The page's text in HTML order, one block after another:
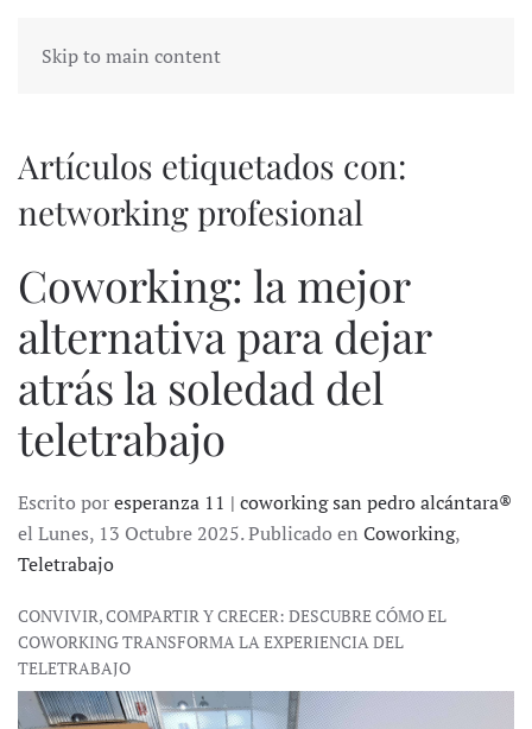
Skip to main content
Artículos etiquetados con:
networking profesional
Coworking: la mejor
alternativa para dejar
atrás la soledad del
teletrabajo
Escrito poresperanza 11 | coworking san pedro alcántara®
el Lunes, 13 Octubre 2025. Publicado en Coworking,
Teletrabajo
CONVIVIR, COMPARTIR Y CRECER: DESCUBRE CÓMO EL
COWORKING TRANSFORMA LA EXPERIENCIA DEL
TELETRABAJO